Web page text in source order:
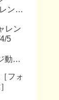
ンジ
レン
4/5
動
フォ